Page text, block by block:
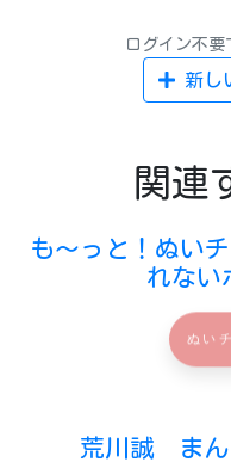
新し
関連
も〜っと！ぬい
れない
ぬい
荒川誠 まん